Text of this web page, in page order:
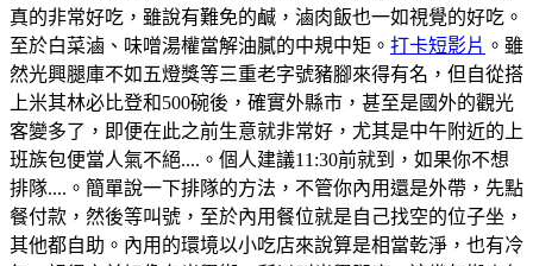
真的非常好吃，雖說有難免的鹹，滷肉飯也一如視覺的好吃。
至於白菜滷、味噌湯權當解油膩的中規中矩。 打卡短影片 。雖
然光興腿庫不如五燈獎等三重老字號豬腳來得有名，但自從搭
上米其林必比登和500碗後，確實外縣市，甚至是國外的觀光
客變多了，即便在此之前生意就非常好，尤其是中午附近的上
班族包便當人氣不絕....。個人建議11:30前就到，如果你不想
排隊....。簡單說一下排隊的方法，不管你內用還是外帶，先點
餐付款，然後等叫號，至於內用餐位就是自己找空的位子坐，
其他都自助。內用的環境以小吃店來說算是相當乾淨，也有冷